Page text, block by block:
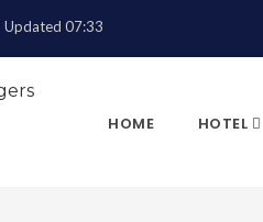
Updated 07:33
HOME HOTEL